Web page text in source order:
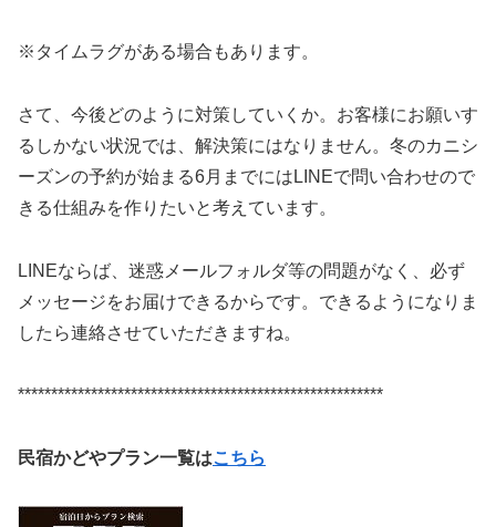
※タイムラグがある場合もあります。
さて、今後どのように対策していくか。お客様にお願いす
るしかない状況では、解決策にはなりません。冬のカニシ
ーズンの予約が始まる6月までにはLINEで問い合わせので
きる仕組みを作りたいと考えています。
LINEならば、迷惑メールフォルダ等の問題がなく、必ず
メッセージをお届けできるからです。できるようになりま
したら連絡させていただきますね。
*******************************************************
民宿かどやプラン一覧はこちら